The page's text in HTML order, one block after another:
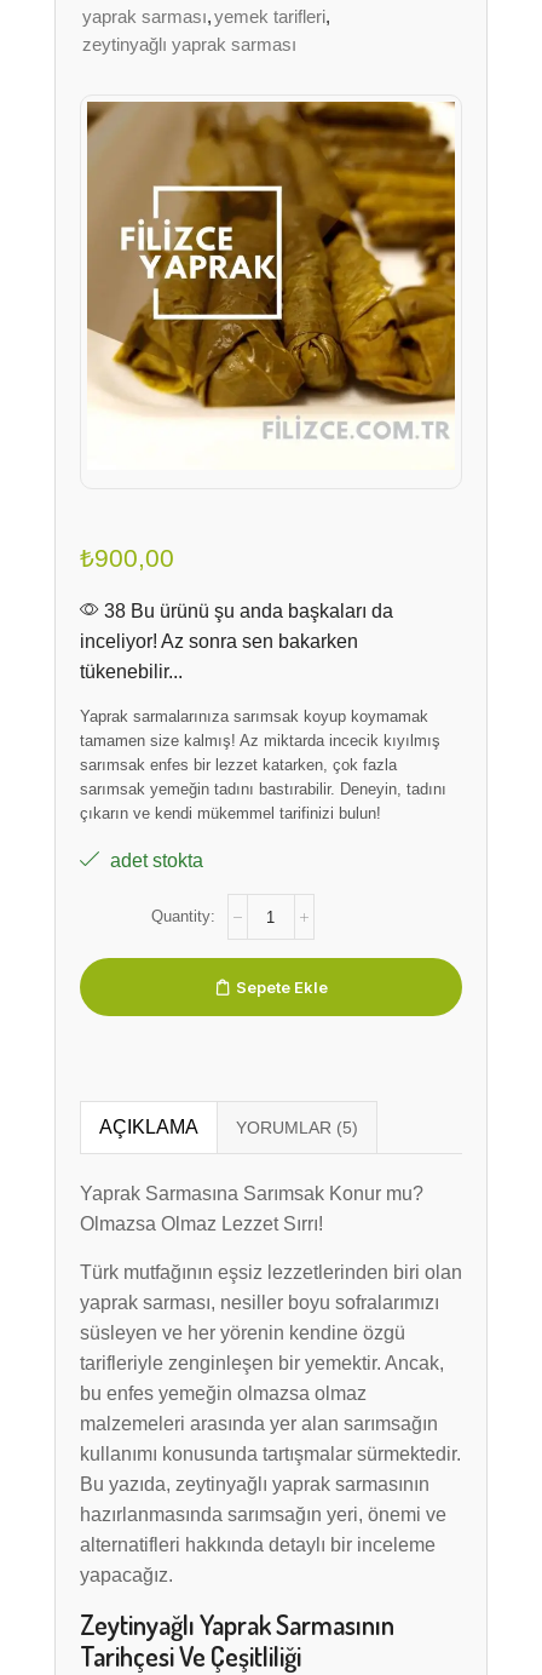
yaprak sarması,yemek tarifleri,
zeytinyağlı yaprak sarması
₺900,00
38 Bu ürünü şu anda başkaları da
inceliyor! Az sonra sen bakarken
tükenebilir...
Yaprak sarmalarınıza sarımsak koyup koymamak
tamamen size kalmış! Az miktarda incecik kıyılmış
sarımsak enfes bir lezzet katarken, çok fazla
sarımsak yemeğin tadını bastırabilir. Deneyin, tadını
çıkarın ve kendi mükemmel tarifinizi bulun!
adet stokta
Sepete Ekle
AÇIKLAMA
Yaprak Sarmasına Sarımsak Konur mu?
Olmazsa Olmaz Lezzet Sırrı!
Türk mutfağının eşsiz lezzetlerinden biri olan
yaprak sarması, nesiller boyu sofralarımızı
süsleyen ve her yörenin kendine özgü
tarifleriyle zenginleşen bir yemektir. Ancak,
bu enfes yemeğin olmazsa olmaz
malzemeleri arasında yer alan sarımsağın
kullanımı konusunda tartışmalar sürmektedir.
Bu yazıda, zeytinyağlı yaprak sarmasının
hazırlanmasında sarımsağın yeri, önemi ve
alternatifleri hakkında detaylı bir inceleme
yapacağız.
Zeytinyağlı Yaprak Sarmasının
Tarihçesi Ve Çeşitliliği